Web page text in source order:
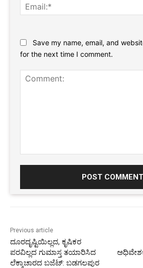
Save my name, email, and
for the next time I comment.
Previous article
ದೂರದೃಷ್ಟಿಯಿಲ್ಲದ, ಕೃಷಿಕರ
ಪರವಿಲ್ಲದ ಗುಮಾಸ್ತ ತಯಾರಿಸಿದ
ಲೆಕ್ಕಾಚಾರದ ಬಜೆಟ್: ಬಡಗಲಪುರ